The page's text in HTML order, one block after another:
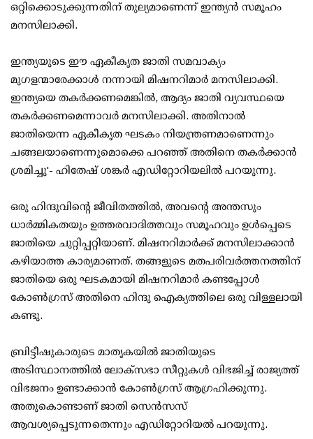
ഒറ്റിക്കൊടുക്കുന്നതിന് തുല്യമാണെന്ന് ഇന്ത്യന്‍ സമൂഹം
മനസിലാക്കി.
ഇന്ത്യയുടെ ഈ ഏകീകൃത ജാതി സമവാക്യം
മുഗളന്മാരേക്കാള്‍ നന്നായി മിഷനറിമാര്‍ മനസിലാക്കി.
ഇന്ത്യയെ തകര്‍ക്കണമെങ്കില്‍, ആദ്യം ജാതി വ്യവസ്ഥയെ
തകര്‍ക്കണമെന്നാവര്‍ മനസിലാക്കി. അതിനാല്‍
ജാതിയെന്ന ഏകീകൃത ഘടകം നിയന്ത്രണമാണെന്നും
ചങ്ങലയാണെന്നുമൊക്കെ പറഞ്ഞ് അതിനെ തകര്‍ക്കാന്‍
ശ്രമിച്ചു'- ഹിതേഷ് ശങ്കര്‍ എഡിറ്റോറിയലില്‍ പറയുന്നു.
ഒരു ഹിന്ദുവിന്റെ ജീവിതത്തില്‍, അവന്റെ അന്തസും
ധാര്‍മ്മികതയും ഉത്തരവാദിത്തവും സമൂഹവും ഉള്‍പ്പെടെ
ജാതിയെ ചുറ്റിപ്പറ്റിയാണ്. മിഷനറിമാര്‍ക്ക് മനസിലാക്കാന്‍
കഴിയാത്ത കാര്യമാണത്. തങ്ങളുടെ മതപരിവര്‍ത്തനത്തിന്
ജാതിയെ ഒരു ഘടകമായി മിഷനറിമാര്‍ കണ്ടപ്പോള്‍
കോണ്‍ഗ്രസ് അതിനെ ഹിന്ദു ഐക്യത്തിലെ ഒരു വിള്ളലായി
കണ്ടു.
ബ്രിട്ടീഷുകാരുടെ മാതൃകയില്‍ ജാതിയുടെ
അടിസ്ഥാനത്തില്‍ ലോക്സഭാ സീറ്റുകള്‍ വിഭജിച്ച് രാജ്യത്ത്
വിഭജനം ഉണ്ടാക്കാന്‍ കോണ്‍ഗ്രസ് ആഗ്രഹിക്കുന്നു.
അതുകൊണ്ടാണ് ജാതി സെന്‍സസ്
ആവശ്യപ്പെടുന്നതെന്നും എഡിറ്റോറിയല്‍ പറയുന്നു.